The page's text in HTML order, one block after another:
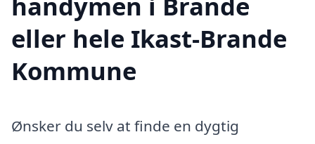
eller hele Ikast-Brande
Kommune
Ønsker du selv at finde en dygtig